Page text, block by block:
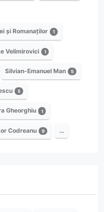
și Romanaților 1
Velimirovici 1
Silvian-Emanuel Man 5
5
Gheorghiu 1
Codreanu 9 …